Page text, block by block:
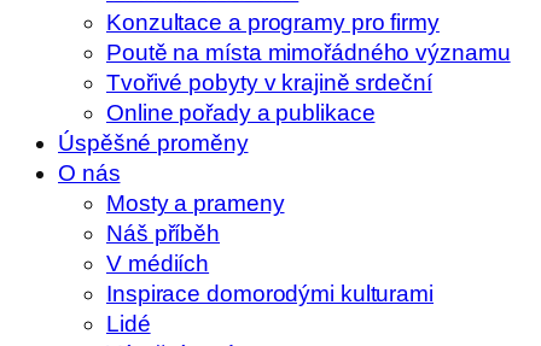
Konzultace a programy pro firmy
Poutě na místa mimořádného významu
Tvořivé pobyty v krajině srdeční
Online pořady a publikace
Úspěšné proměny
O nás
Mosty a prameny
Náš příběh
V médiích
Inspirace domorodými kulturami
Lidé